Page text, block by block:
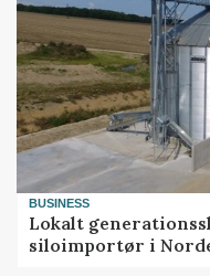
BUSINESS
Lokalt
siloimportør i